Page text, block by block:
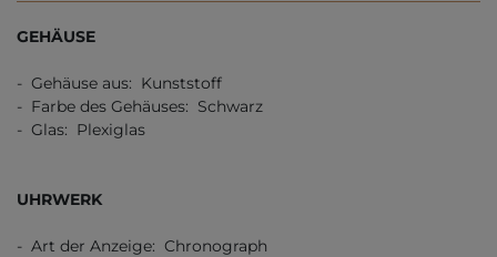
GEHÄUSE
- Gehäuse aus: Kunststoff
- Farbe des Gehäuses: Schwarz
- Glas: Plexiglas
UHRWERK
- Art der Anzeige: Chronograph